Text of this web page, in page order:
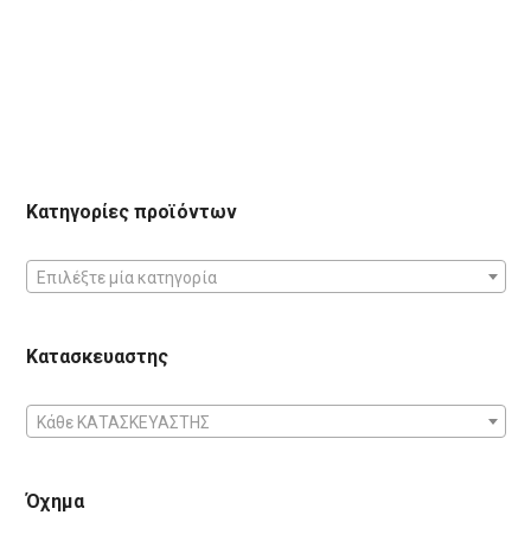
Κατηγορίες προϊόντων
Επιλέξτε μία κατηγορία
Κατασκευαστης
Κάθε ΚΑΤΑΣΚΕΥΑΣΤΗΣ
Όχημα